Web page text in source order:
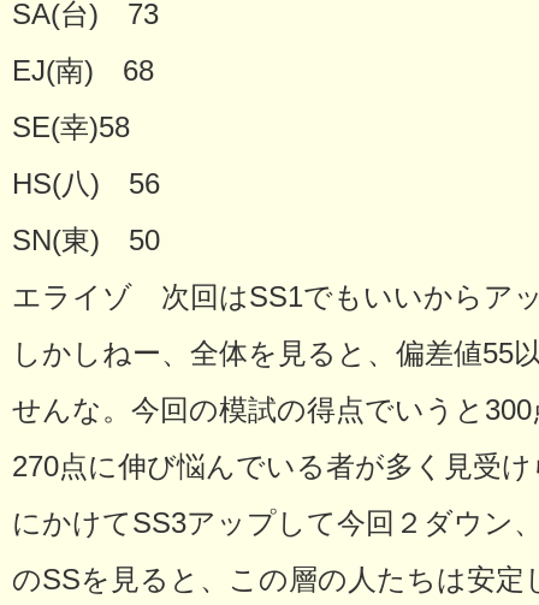
SA(台) 73
EJ(南) 68
SE(幸)58
HS(八) 56
SN(東) 50
エライゾ 次回はSS1でもいいからア
しかしねー、全体を見ると、偏差値55
せんな。今回の模試の得点でいうと
270点に伸び悩んでいる者が多く見受
にかけてSS3アップして今回２ダウン
のSSを見ると、この層の人たちは安